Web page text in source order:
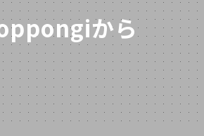
から
競馬術～人馬のススメ